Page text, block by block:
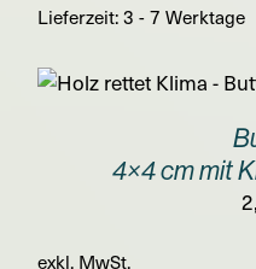
Lieferzeit:3 - 7 Werktage
4×4 cm mit
exkl. MwSt.